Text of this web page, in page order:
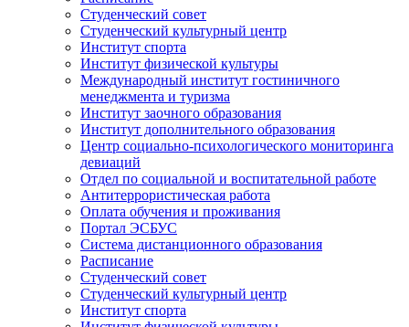
Студенческий совет
Студенческий культурный центр
Институт спорта
Институт физической культуры
Международный институт гостиничного
менеджмента и туризма
Институт заочного образования
Институт дополнительного образования
Центр социально-психологического мониторинга
девиаций
Отдел по социальной и воспитательной работе
Антитеррористическая работа
Оплата обучения и проживания
Портал ЭСБУС
Система дистанционного образования
Расписание
Студенческий совет
Студенческий культурный центр
Институт спорта